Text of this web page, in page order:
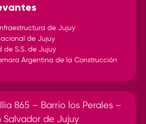
de Jujuy
de Jujuy
de S.S. de Jujuy
Argentina de la Construcción
865 – Barrio los Perales –
Salvador de Jujuy